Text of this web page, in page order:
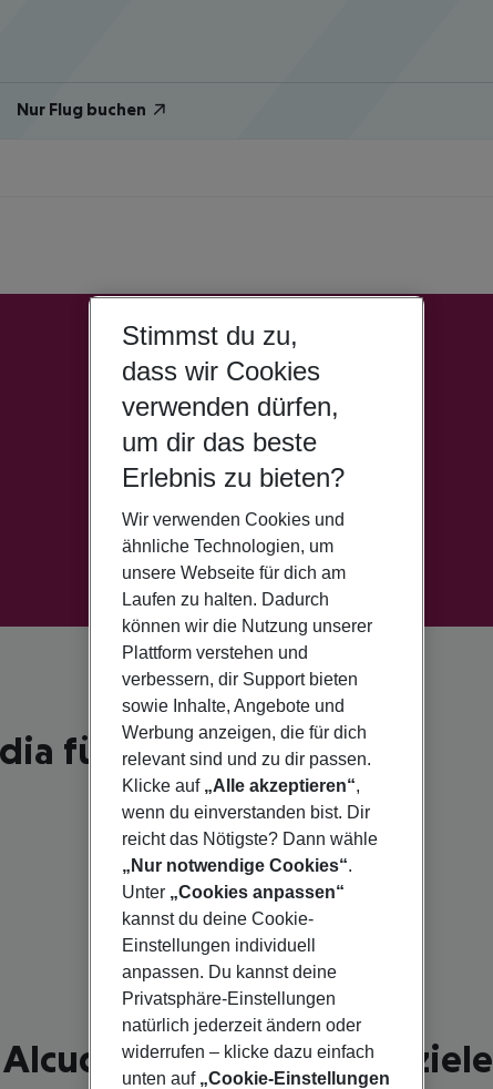
Nur Flug buchen
für 2026
Alcudia - schönste Reiseziele
Stimmst du zu,
dass wir Cookies
verwenden dürfen,
um dir das beste
Erlebnis zu bieten?
Wir verwenden Cookies und
ähnliche Technologien, um
unsere Webseite für dich am
Laufen zu halten. Dadurch
können wir die Nutzung unserer
Plattform verstehen und
verbessern, dir Support bieten
sowie Inhalte, Angebote und
Werbung anzeigen, die für dich
relevant sind und zu dir passen.
Klicke auf „Alle akzeptieren“,
wenn du einverstanden bist. Dir
reicht das Nötigste? Dann wähle
„Nur notwendige Cookies“.
Unter „Cookies anpassen“
kannst du deine Cookie-
Einstellungen individuell
anpassen. Du kannst deine
Privatsphäre-Einstellungen
natürlich jederzeit ändern oder
widerrufen – klicke dazu einfach
unten auf „Cookie-Einstellungen